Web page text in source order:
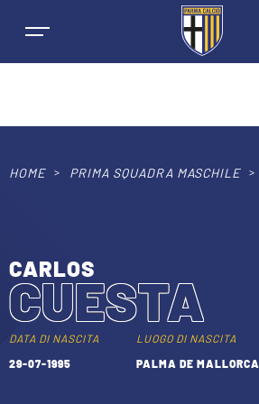
NEWS
PRIMA SQUADRA MASCHILE
PRIMA SQUADRA FEMMINILE
STAGIONE
MASCHILE
BIGLIETTI E ABBONAMENTI
HOME PRIMA SQUADRA MASCHILE
CARLOS
CUESTA
DATA DI NASCITA
29-07-1995
LUOGO DI NASCITA
PALMA DE MALLORCA